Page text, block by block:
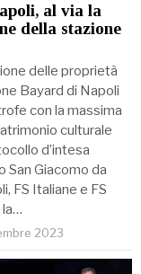
al via la
della stazione
delle proprietà
Bayard di Napoli
con la massima
culturale
d’intesa
San Giacomo da
FS Italiane e FS
la…
2023